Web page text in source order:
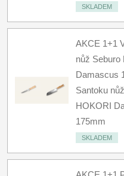
SKLADEM
AKCE 1+1
nůž Seburo
Damascus
Santoku
HOKORI
175mm
SKLADEM